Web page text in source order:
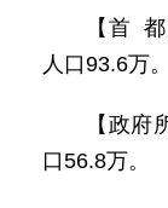
【首
人口93.6万。
【政
口56.8万。